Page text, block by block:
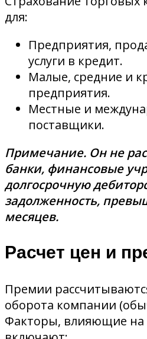
для:
Предприятия,
услуги в кредит.
Малые, средние и
предприятия.
Местные и
поставщики.
Примечание. Он не
банки, финансовые
долгосрочную
задолженность,
месяцев.
Расчет цен и
Премии
оборота компании
Факторы, влияющие